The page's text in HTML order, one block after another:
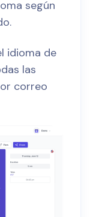
según
idioma de
las
correo